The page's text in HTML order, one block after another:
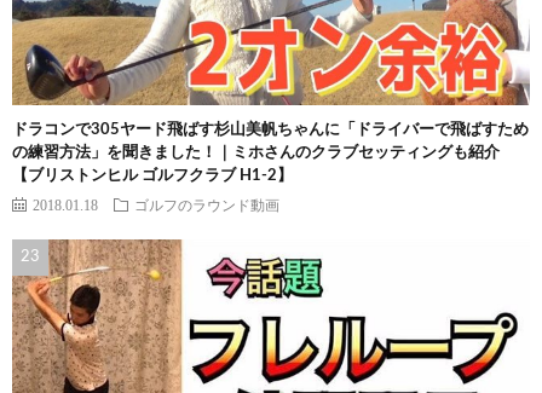
ドラコンで305ヤード飛ばす杉山美帆ちゃんに「ドライバーで飛ばすため
の練習方法」を聞きました！｜ミホさんのクラブセッティングも紹介
【ブリストンヒル ゴルフクラブ H1-2】
2018.01.18 ゴルフのラウンド動画